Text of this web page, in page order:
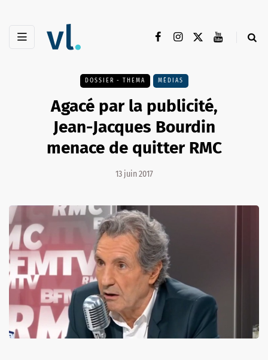
DOSSIER - THEMA MÉDIAS
Agacé par la publicité,
Jean-Jacques Bourdin
menace de quitter RMC
13 juin 2017